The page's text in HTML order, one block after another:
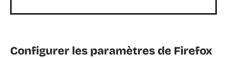
Configurer les paramètres de Firefox